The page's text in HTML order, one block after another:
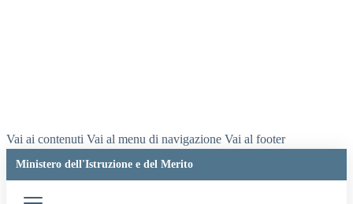
Vai ai contenuti Vai al menu di navigazione Vai al footer
Ministero dell'Istruzione e del Merito